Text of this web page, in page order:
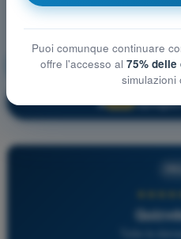
Regolamentazione
🔒
Puoi comunque continuare
offre l'accesso al 75% delle
simulazioni